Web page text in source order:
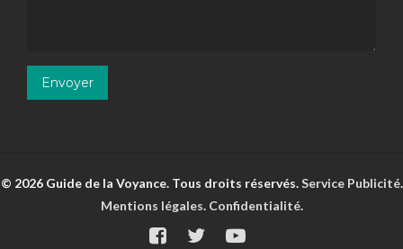
© 2026 Guide de la Voyance. Tous droits réservés.Service Publicité.
Mentions légales. Confidentialité.